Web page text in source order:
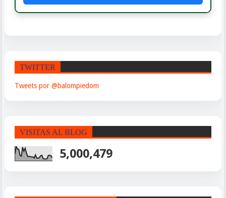
TWITTER
Tweets por @balompiedom
VISITAS AL BLOG
5,000,479